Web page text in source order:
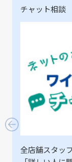
チャット相談
全店舗スタッ